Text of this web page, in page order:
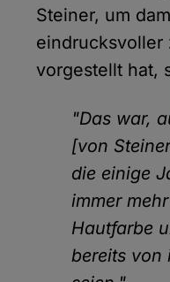
Steiner, um
eindrucksvoller
vorgestellt hat,
"Das war,
[von
die einige
immer
Hautfarbe
bereits von